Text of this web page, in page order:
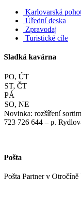
Karlovarská
Úřední deska
Zpravodaj
Turistické cíle
Sladká kavárna
PO, ÚT
ST, ČT
PÁ
SO, NE
Novinka: rozšíření
723 726 644 – p.
Pošta
Pošta Partner v